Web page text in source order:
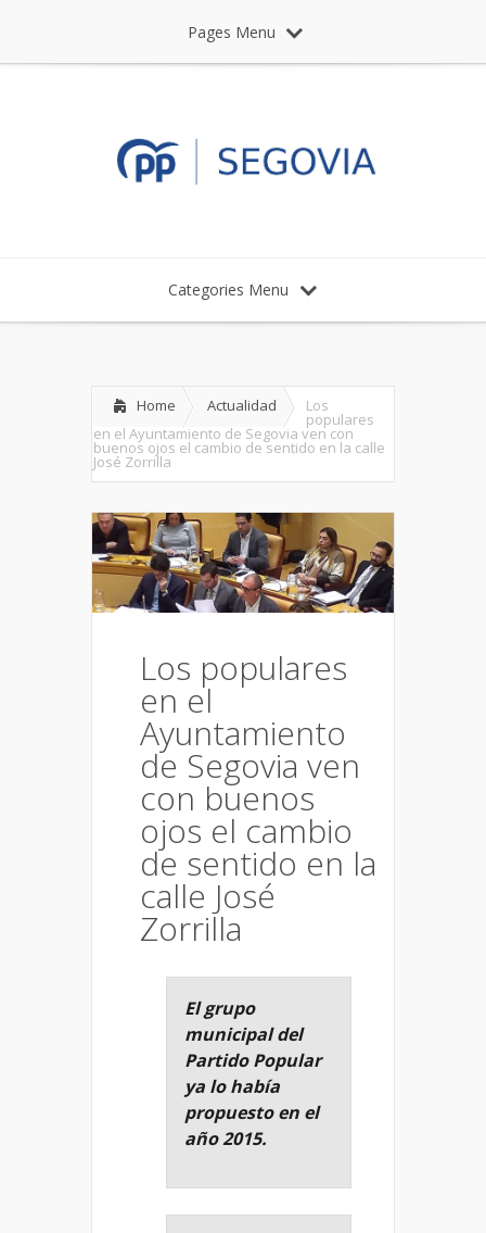
Pages Menu
Categories Menu
Home Actualidad Los
populares
en el Ayuntamiento de Segovia ven con
buenos ojos el cambio de sentido en la calle
José Zorrilla
Los populares
en el
Ayuntamiento
de Segovia ven
con buenos
ojos el cambio
de sentido en la
calle José
Zorrilla
El grupo
municipal del
Partido Popular
ya lo había
propuesto en el
año 2015.